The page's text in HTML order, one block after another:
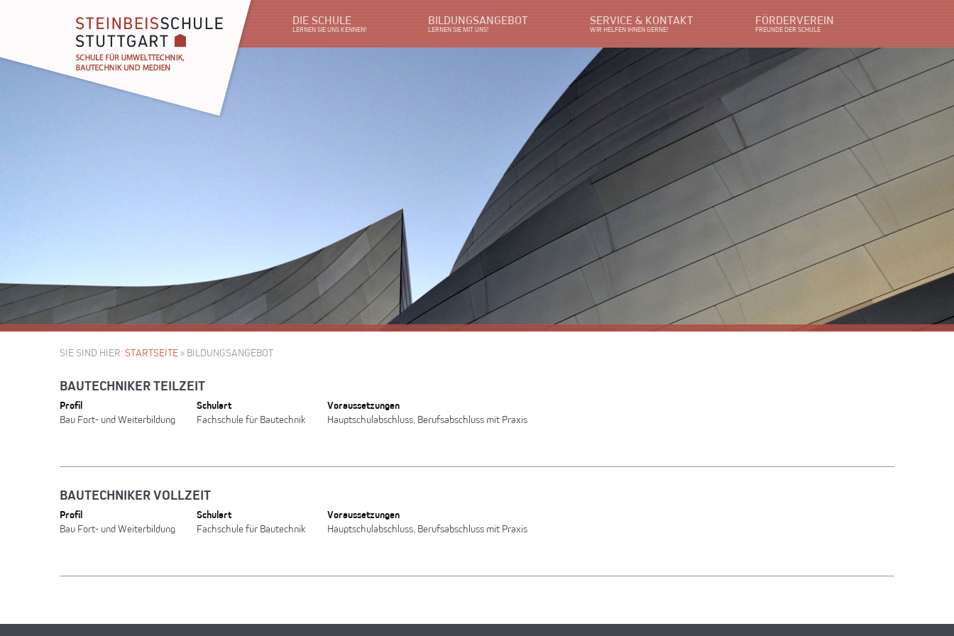
DIE SCHULE
LERNEN SIE UNS KENNEN!
BILDUNGSANGEBOT
LERNEN SIE MIT UNS!
SERVICE & KONTAKT
WIR HELFEN IHNEN GERNE!
FÖRDERVEREIN
FREUNDE DER SCHULE
SIE SIND HIER: STARTSEITE» BILDUNGSANGEBOT
BAUTECHNIKER TEILZEIT
Profil
Bau Fort- und Weiterbildung
Schulart
Fachschule für Bautechnik
Voraussetzungen
Hauptschulabschluss, Berufsabschluss mit Praxis
BAUTECHNIKER VOLLZEIT
Profil
Bau Fort- und Weiterbildung
Schulart
Fachschule für Bautechnik
Voraussetzungen
Hauptschulabschluss, Berufsabschluss mit Praxis